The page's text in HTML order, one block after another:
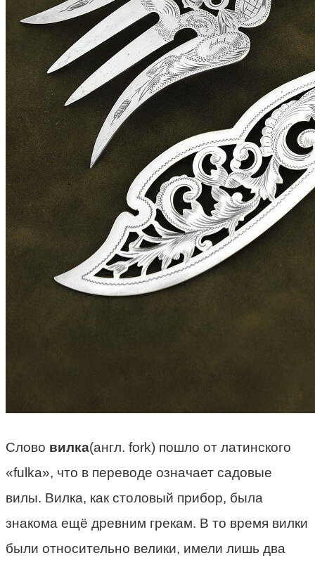
Слово вилка(англ. fork) пошло от латинского
«fulka», что в переводе означает садовые
вилы. Вилка, как столовый прибор, была
знакома ещё древним грекам. В то время вилки
были относительно велики, имели лишь два